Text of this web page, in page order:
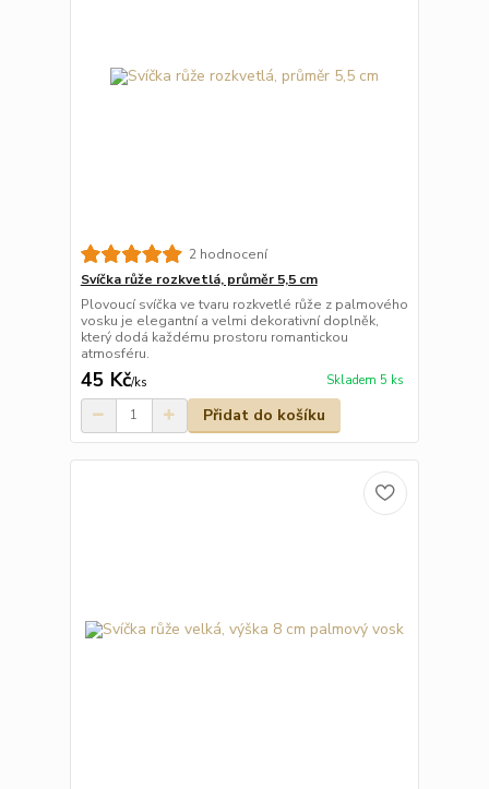
2 hodnocení
Svíčka růže rozkvetlá, průměr 5,5 cm
Plovoucí svíčka ve tvaru rozkvetlé růže z palmového
vosku je elegantní a velmi dekorativní doplněk,
který dodá každému prostoru romantickou
atmosféru.
45 Kč/ks Skladem 5 ks
Přidat do košíku